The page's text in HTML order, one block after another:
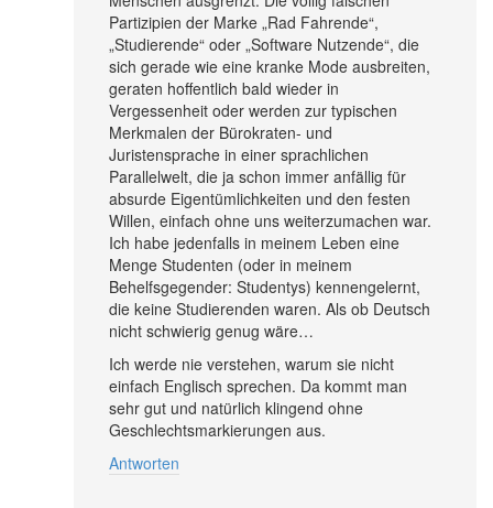
Partizipien der Marke „Rad Fahrende“,
„Studierende“ oder „Software Nutzende“, die
sich gerade wie eine kranke Mode ausbreiten,
geraten hoffentlich bald wieder in
Vergessenheit oder werden zur typischen
Merkmalen der Bürokraten- und
Juristensprache in einer sprachlichen
Parallelwelt, die ja schon immer anfällig für
absurde Eigentümlichkeiten und den festen
Willen, einfach ohne uns weiterzumachen war.
Ich habe jedenfalls in meinem Leben eine
Menge Studenten (oder in meinem
Behelfsgegender: Studentys) kennengelernt,
die keine Studierenden waren. Als ob Deutsch
nicht schwierig genug wäre…
Ich werde nie verstehen, warum sie nicht
einfach Englisch sprechen. Da kommt man
sehr gut und natürlich klingend ohne
Geschlechtsmarkierungen aus.
Antworten